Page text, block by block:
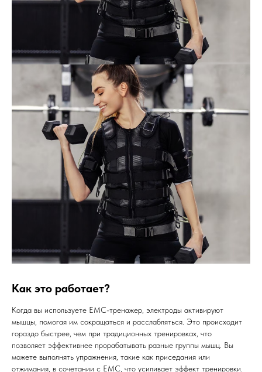
Как это работает?
Когда вы используете ЕМС-тренажер, электроды активируют
мышцы, помогая им сокращаться и расслабляться. Это происходит
гораздо быстрее, чем при традиционных тренировках, что
позволяет эффективнее прорабатывать разные группы мышц. Вы
можете выполнять упражнения, такие как приседания или
отжимания, в сочетании с ЕМС, что усиливает эффект тренировки.